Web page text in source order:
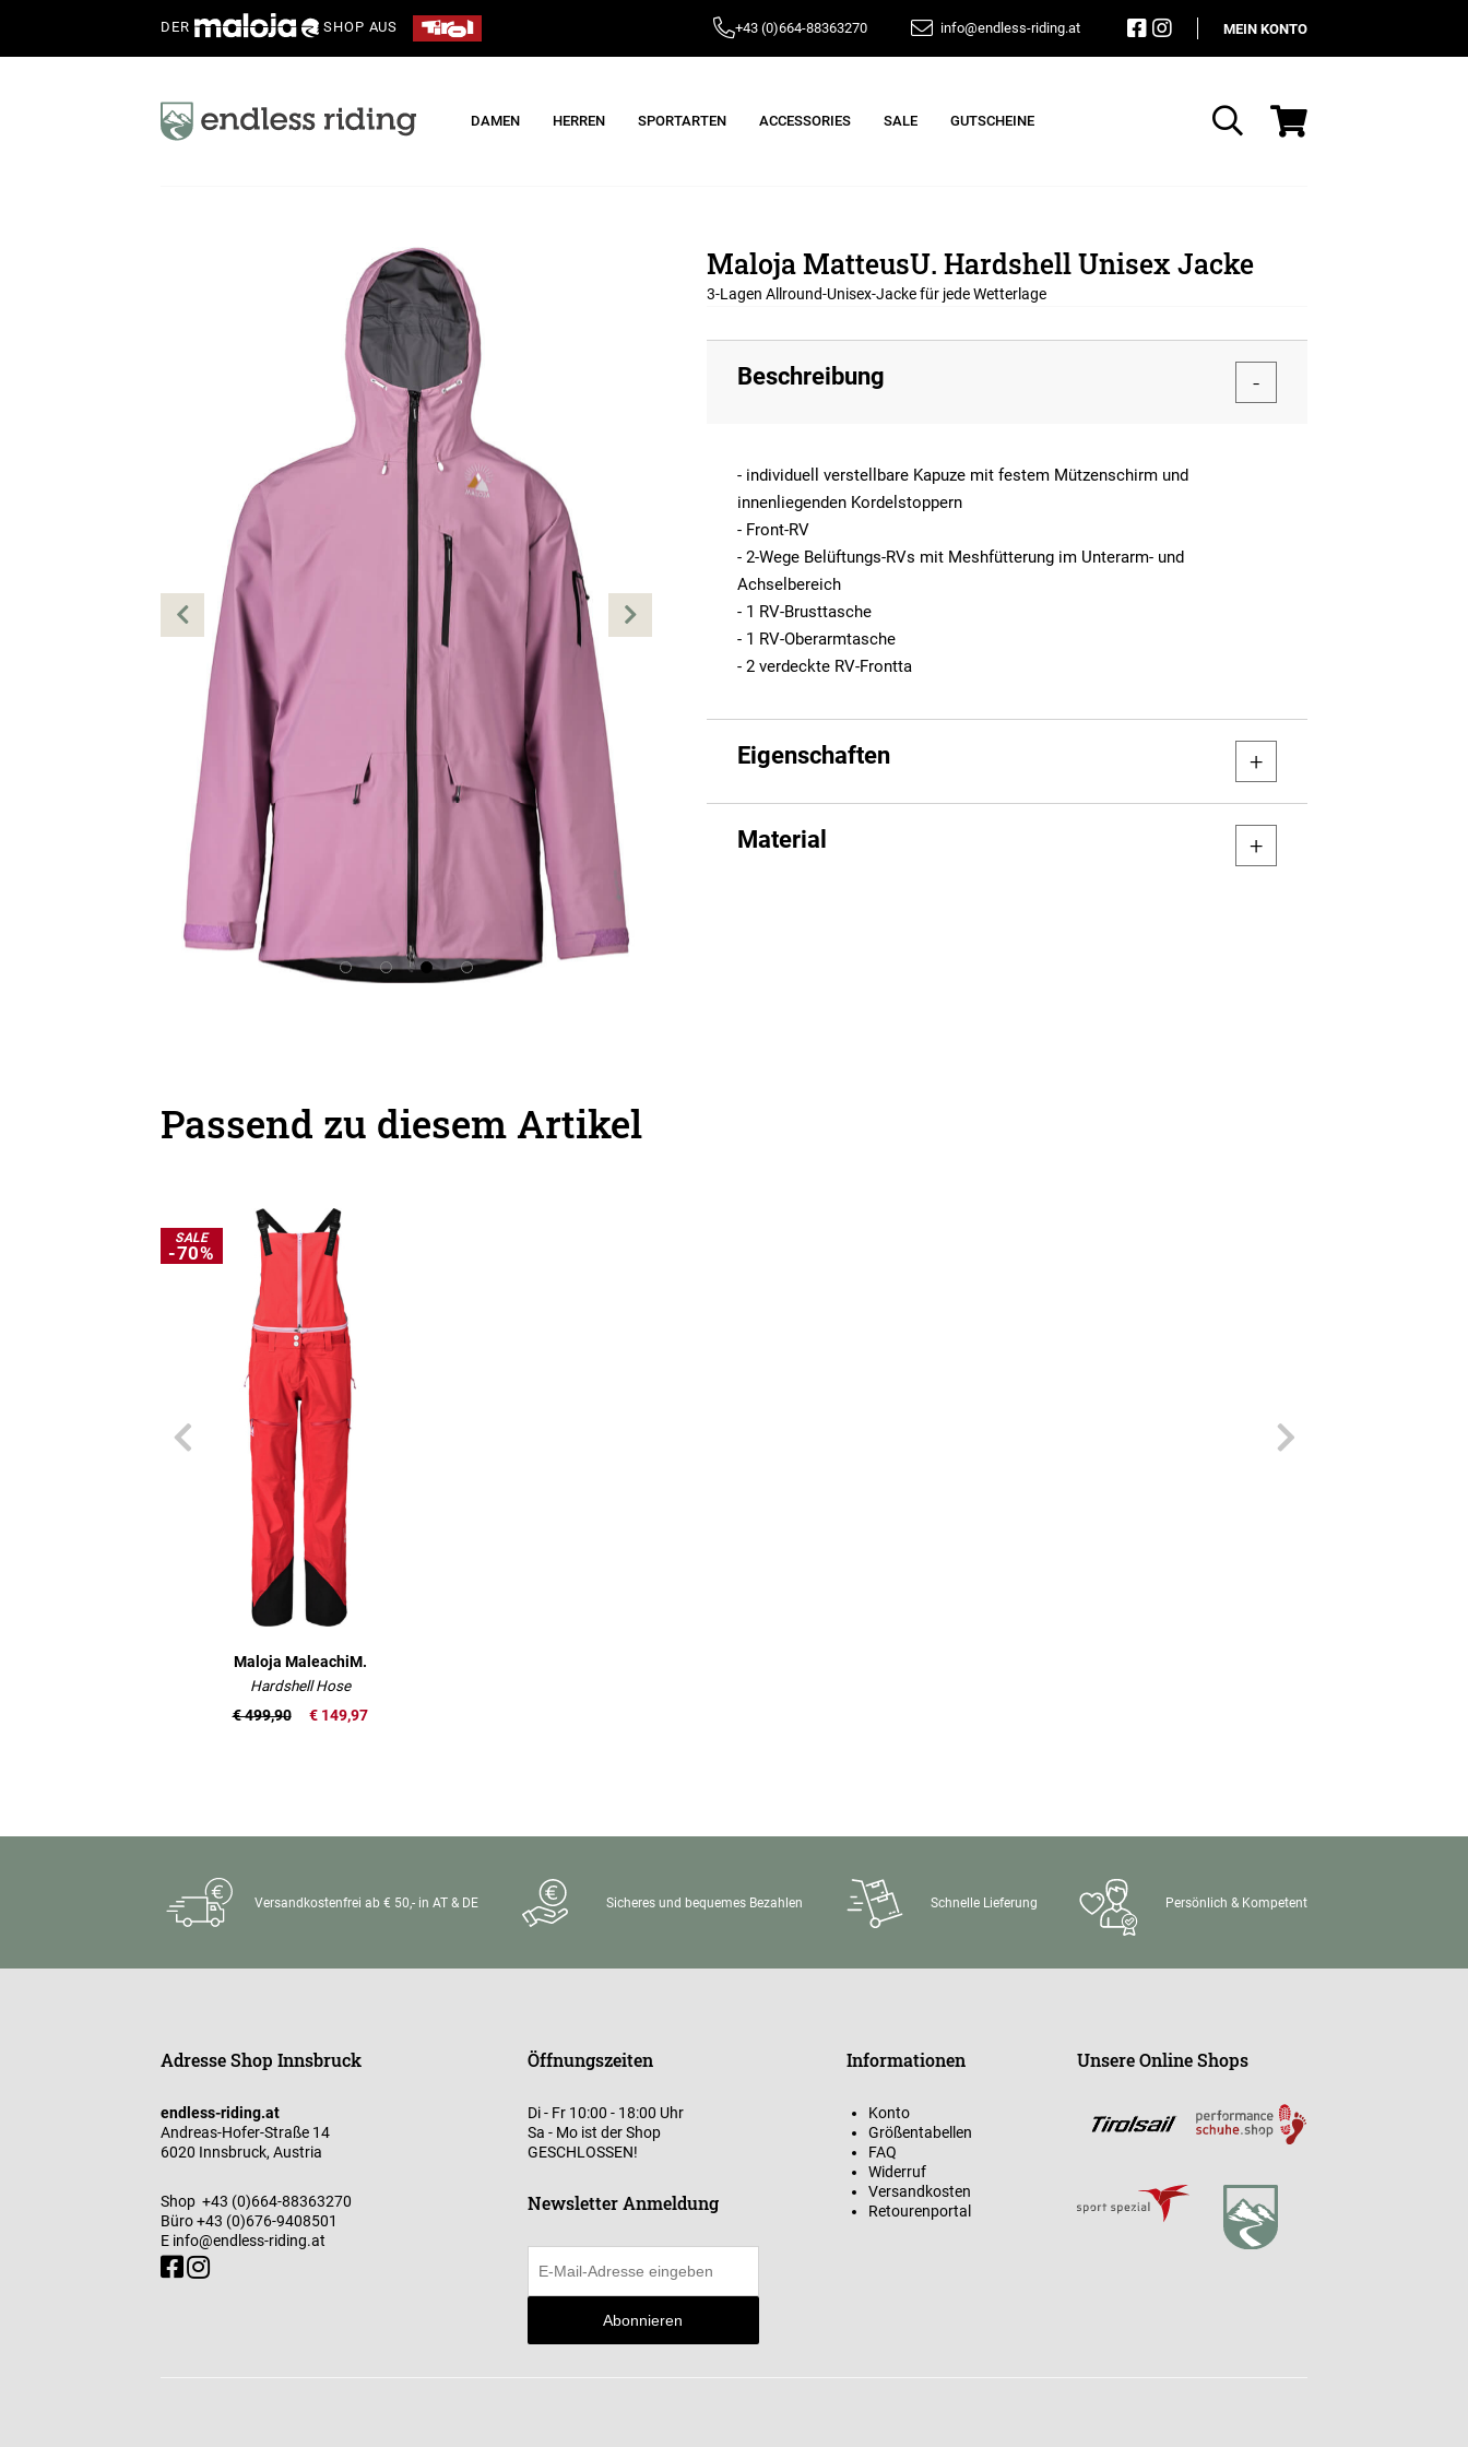
DER SHOP AUS +43 (0)664-88363270 info@endless-riding.at MEIN KONTO
DAMEN HERREN SPORTARTEN ACCESSORIES SALE GUTSCHEINE
Suche
Maloja MatteusU. Hardshell Unisex Jacke
3-Lagen Allround-Unisex-Jacke für jede Wetterlage
Beschreibung
- individuell verstellbare Kapuze mit festem Mützenschirm und
innenliegenden Kordelstoppern
- Front-RV
- 2-Wege Belüftungs-RVs mit Meshfütterung im Unterarm- und
Achselbereich
- 1 RV-Brusttasche
- 1 RV-Oberarmtasche
- 2 verdeckte RV-Frontta
Eigenschaften
Material
Passend zu diesem Artikel
SALE
-70%
Maloja MaleachiM.
Hardshell Hose
€ 149,97
€ 499,90
Versandkostenfrei ab € 50,- in AT & DE Sicheres und bequemes Bezahlen Schnelle Lieferung Persönlich & Kompetent
Adresse Shop Innsbruck
endless-riding.at
Andreas-Hofer-Straße 14
6020 Innsbruck, Austria
Shop +43 (0)664-88363270
Büro+43 (0)676-9408501
E info@endless-riding.at
Öffnungszeiten
Di - Fr 10:00 - 18:00 Uhr
Sa - Mo ist der Shop
GESCHLOSSEN!
Newsletter Anmeldung
Abonnieren
Informationen
Konto
Größentabellen
FAQ
Widerruf
Versandkosten
Retourenportal
Unsere Online Shops